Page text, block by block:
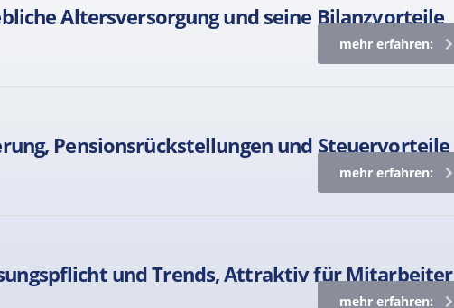
Altersversorgung und seine Bilanzvorteile
mehr erfahren:
Pensionsrückstellungen und Steuervorteile
mehr erfahren:
und Trends, Attraktiv für Mitarbeiter
mehr erfahren: